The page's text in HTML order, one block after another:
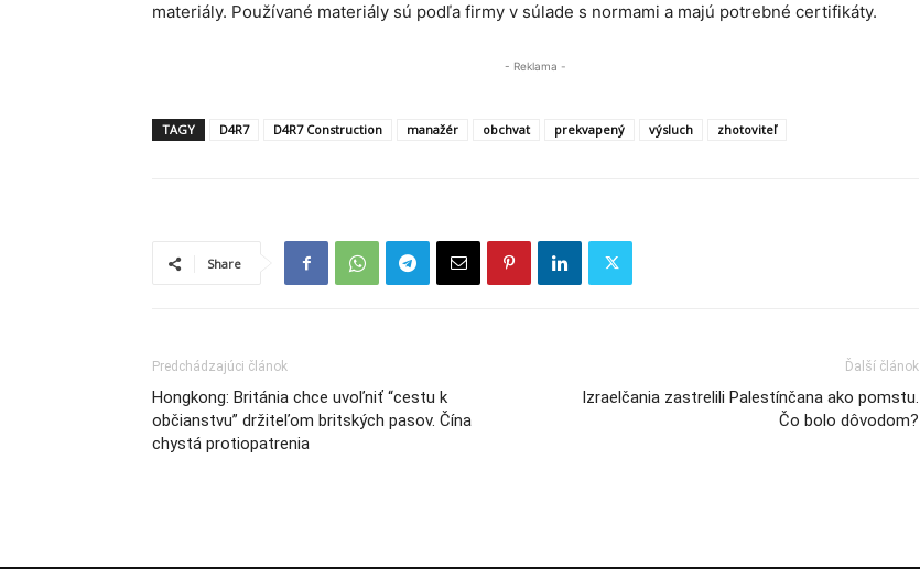
materiály. Používané materiály sú podľa firmy v súlade s normami a majú potrebné certifikáty.
- Reklama -
TAGY D4R7 D4R7 Construction manažér obchvat prekvapený výsluch zhotoviteľ
Share
Predchádzajúci článok
Hongkong: Británia chce uvoľniť “cestu k
občianstvu” držiteľom britských pasov. Čína
chystá protiopatrenia
Ďalší článok
Izraelčania zastrelili Palestínčana ako pomstu.
Čo bolo dôvodom?